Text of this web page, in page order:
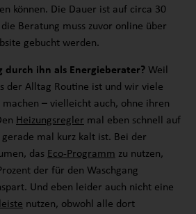
können. Die Dauer ist auf circa 30
Beratung muss zuvor online über
gebucht werden.
durch ihn als Energieberater? Weil
der Alltag Routine ist und wir viele
machen – vielleicht auch, ohne ihren
Heizungsregler mal eben schnell auf
mal kurz kalt ist. Bei der
das Eco-Programm zu nutzen,
der für den Waschgang
Und eben leider auch nicht eine
nutzen, obwohl alle dort